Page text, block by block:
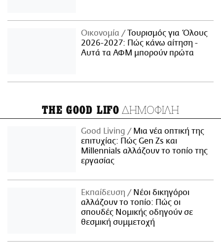
Οικονομία
Τουρισμός για Όλους
2026-2027: Πώς κάνω αίτηση -
Αυτά τα ΑΦΜ μπορούν πρώτα
THE GOOD LIFO ΔΗΜΟΦΙΛΗ
Good Living
Μια νέα οπτική της
επιτυχίας: Πώς Gen Zs και
Millennials αλλάζουν το τοπίο της
εργασίας
Εκπαίδευση
Νέοι δικηγόροι
αλλάζουν το τοπίο: Πώς οι
σπουδές Νομικής οδηγούν σε
θεσμική συμμετοχή